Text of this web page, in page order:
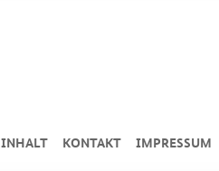
INHALT KONTAKT IMPRESSUM